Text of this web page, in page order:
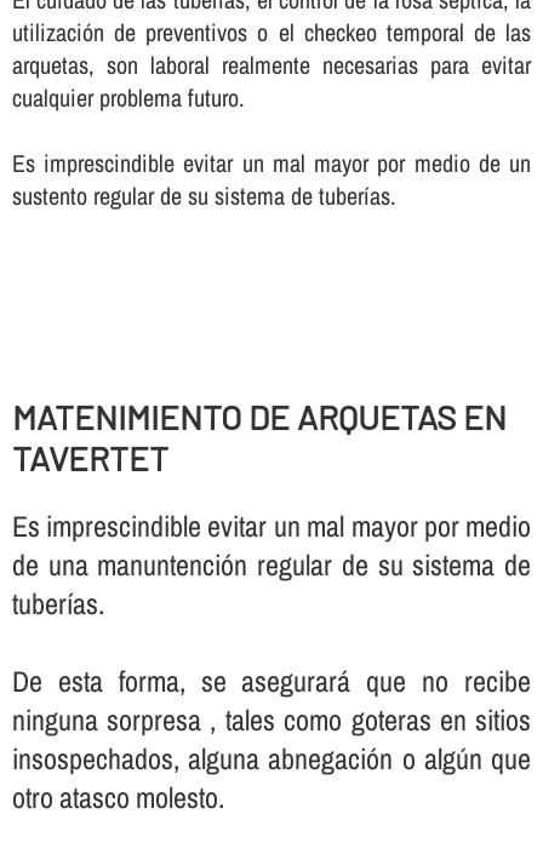
utilización de preventivos o el checkeo temporal de las
arquetas, son laboral realmente necesarias para evitar
cualquier problema futuro.
Es imprescindible evitar un mal mayor por medio de un
sustento regular de su sistema de tuberí­as.
MATENIMIENTO DE ARQUETAS EN
TAVERTET
Es imprescindible evitar un mal mayor por medio
de una manuntención regular de su sistema de
tuberí­as.
De esta forma, se asegurará que no recibe
ninguna sorpresa , tales como goteras en sitios
insospechados, alguna abnegación o algún que
otro atasco molesto.